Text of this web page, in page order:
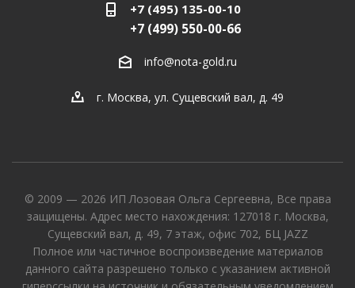
+7 (495) 135-00-10
+7 (499) 550-00-66
info@nota-gold.ru
г. Москва, ул. Сущевский вал, д. 49
© 2009 — 2026 ИП Лозовая Ольга Сергеевна, Все права
защищены. Адрес место нахождения: 127018 г. Москва,
Сущевский вал, д. 49, 7 этаж, офис 702, БЦ JAZZ
Полное или частичное воспроизведение материалов
данного сайта разрешено только с указанием активной